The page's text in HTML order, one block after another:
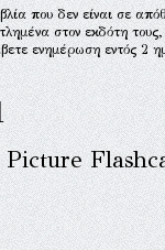
που δεν είναι σε
στον εκδότη
ενημέρωση εντός 2